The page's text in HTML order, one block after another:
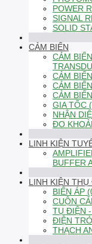
POWER
SIGNAL
SOLID
CẢM BIẾN
CẢM
CẢM
CẢM
CẢM
GIA TỐC
NHẬN
ĐO
LINH KIỆN
BUFFER
LINH KIỆN THỤ
BIẾN ÁP
CUỘN
TỤ ĐIỆN
ĐIỆN
THẠCH